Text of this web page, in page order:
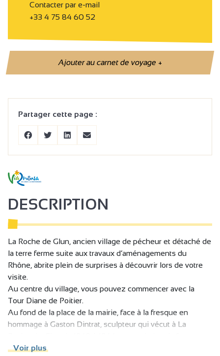
Contacter par e-mail
+33 4 75 84 60 52
Ajouter au carnet de voyage+
Partager cette page :
DESCRIPTION
La Roche de Glun, ancien village de pécheur et détaché de
la terre ferme suite aux travaux d’aménagements du
Rhône, abrite plein de surprises à découvrir lors de votre
visite.
Au centre du village, vous pouvez commencer avec la
Tour Diane de Poitier.
Au fond de la place de la mairie, face à la fresque en
hommage à Gaston Dintrat, sculpteur qui vécut à La
Tour. Il semble que celle-ci soit apparue vers 1342, comme
Voir plus